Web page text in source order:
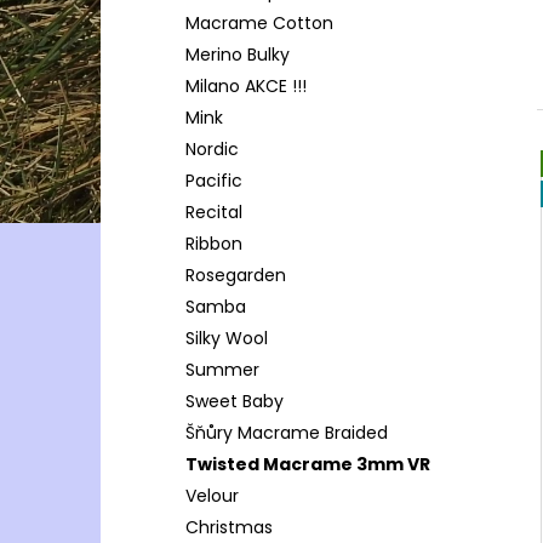
Macrame Cotton
Merino Bulky
Milano AKCE !!!
Mink
Nordic
Pacific
Recital
Ribbon
Rosegarden
Samba
Silky Wool
Summer
Sweet Baby
Šňůry Macrame Braided
Twisted Macrame 3mm VR
Velour
Christmas